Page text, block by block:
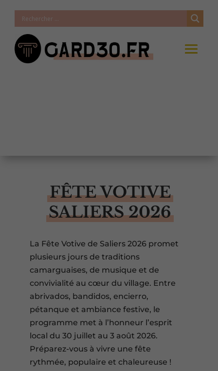
FÊTE VOTIVE
SALIERS 2026
La Fête Votive de Saliers 2026 promet
plusieurs jours de traditions
camarguaises, de musique et de
convivialité au cœur du village. Entre
abrivados, bandidos, encierro,
pétanque et ambiance festive, le
programme met à l’honneur l’esprit
local du 30 juillet au 3 août 2026.
Préparez-vous à vivre une fête
rythmée, populaire et chaleureuse !